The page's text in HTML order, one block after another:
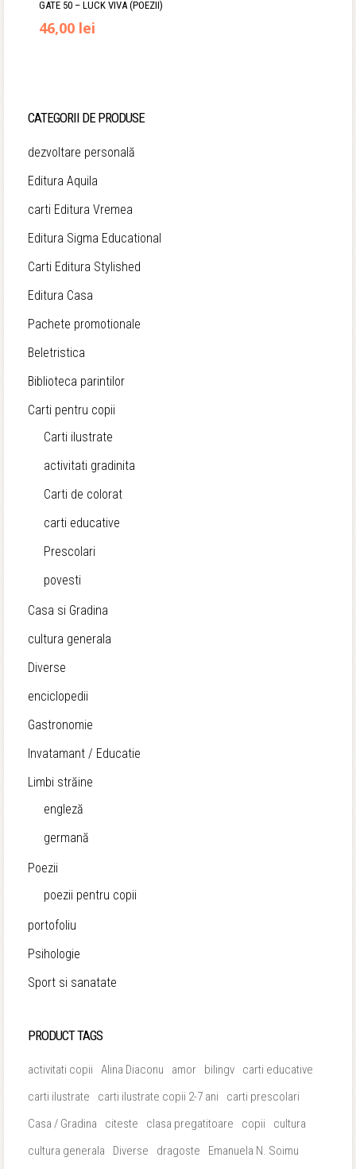
GATE 50 – LUCK VIVA (POEZII)
46,00 lei
CATEGORII DE PRODUSE
dezvoltare personală
Editura Aquila
carti Editura Vremea
Editura Sigma Educational
Carti Editura Stylished
Editura Casa
Pachete promotionale
Beletristica
Biblioteca parintilor
Carti pentru copii
Carti ilustrate
activitati gradinita
Carti de colorat
carti educative
Prescolari
povesti
Casa si Gradina
cultura generala
Diverse
enciclopedii
Gastronomie
Invatamant / Educatie
Limbi străine
engleză
germană
Poezii
poezii pentru copii
portofoliu
Psihologie
Sport si sanatate
PRODUCT TAGS
activitati copii Alina Diaconu amor bilingv
carti educative
carti ilustrate
carti ilustrate copii 2-7 ani
carti prescolari
Casa / Gradina
citeste clasa pregatitoare copii
cultura
cultura generala
Diverse dragoste
Emanuela N. Soimu